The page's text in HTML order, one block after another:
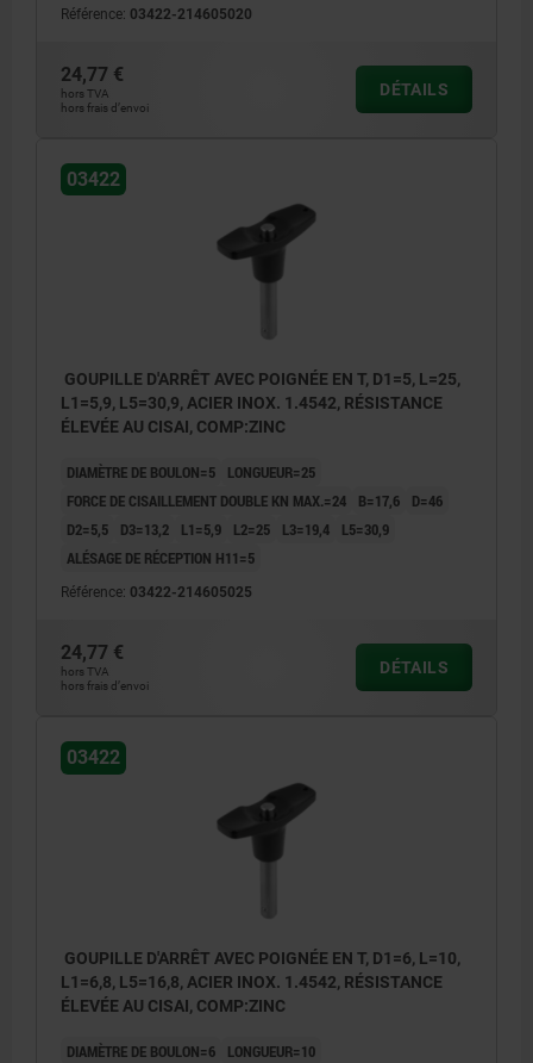
Référence: 03422-214605020
24,77 €
hors TVA
hors frais d’envoi
DÉTAILS
03422
GOUPILLE D'ARRÊT AVEC POIGNÉE EN T, D1=5, L=25,
L1=5,9, L5=30,9, ACIER INOX. 1.4542, RÉSISTANCE
ÉLEVÉE AU CISAI, COMP:ZINC
DIAMÈTRE DE BOULON=5
LONGUEUR=25
FORCE DE CISAILLEMENT DOUBLE KN MAX.=24
B=17,6
D=46
D2=5,5
D3=13,2 L1=5,9 L2=25 L3=19,4
L5=30,9
ALÉSAGE DE RÉCEPTION H11=5
Référence: 03422-214605025
24,77 €
hors TVA
hors frais d’envoi
DÉTAILS
03422
GOUPILLE D'ARRÊT AVEC POIGNÉE EN T, D1=6, L=10,
L1=6,8, L5=16,8, ACIER INOX. 1.4542, RÉSISTANCE
ÉLEVÉE AU CISAI, COMP:ZINC
DIAMÈTRE DE BOULON=6
LONGUEUR=10